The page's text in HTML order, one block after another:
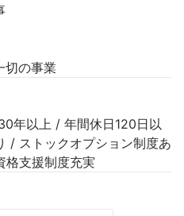
切の事業
年以上 / 年間休日120日以
/ ストックオプション制度あ
格支援制度充実